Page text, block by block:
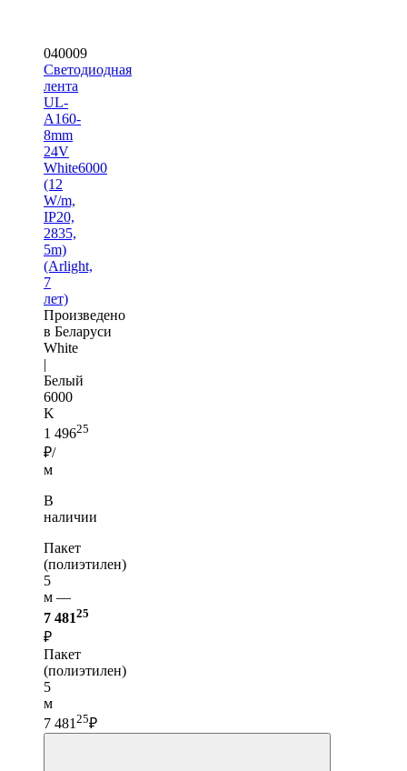
040009
Светодиодная
лента
UL-
A160-
8mm
24V
White6000
(12
W/m,
IP20,
2835,
5m)
(Arlight,
7
лет)
Произведено
в Беларуси
White
|
Белый
6000
K
1 49625
₽/
м
В
наличии
Пакет
(полиэтилен)
5
м —
7 48125
₽
Пакет
(полиэтилен)
5
м
7 481 25₽